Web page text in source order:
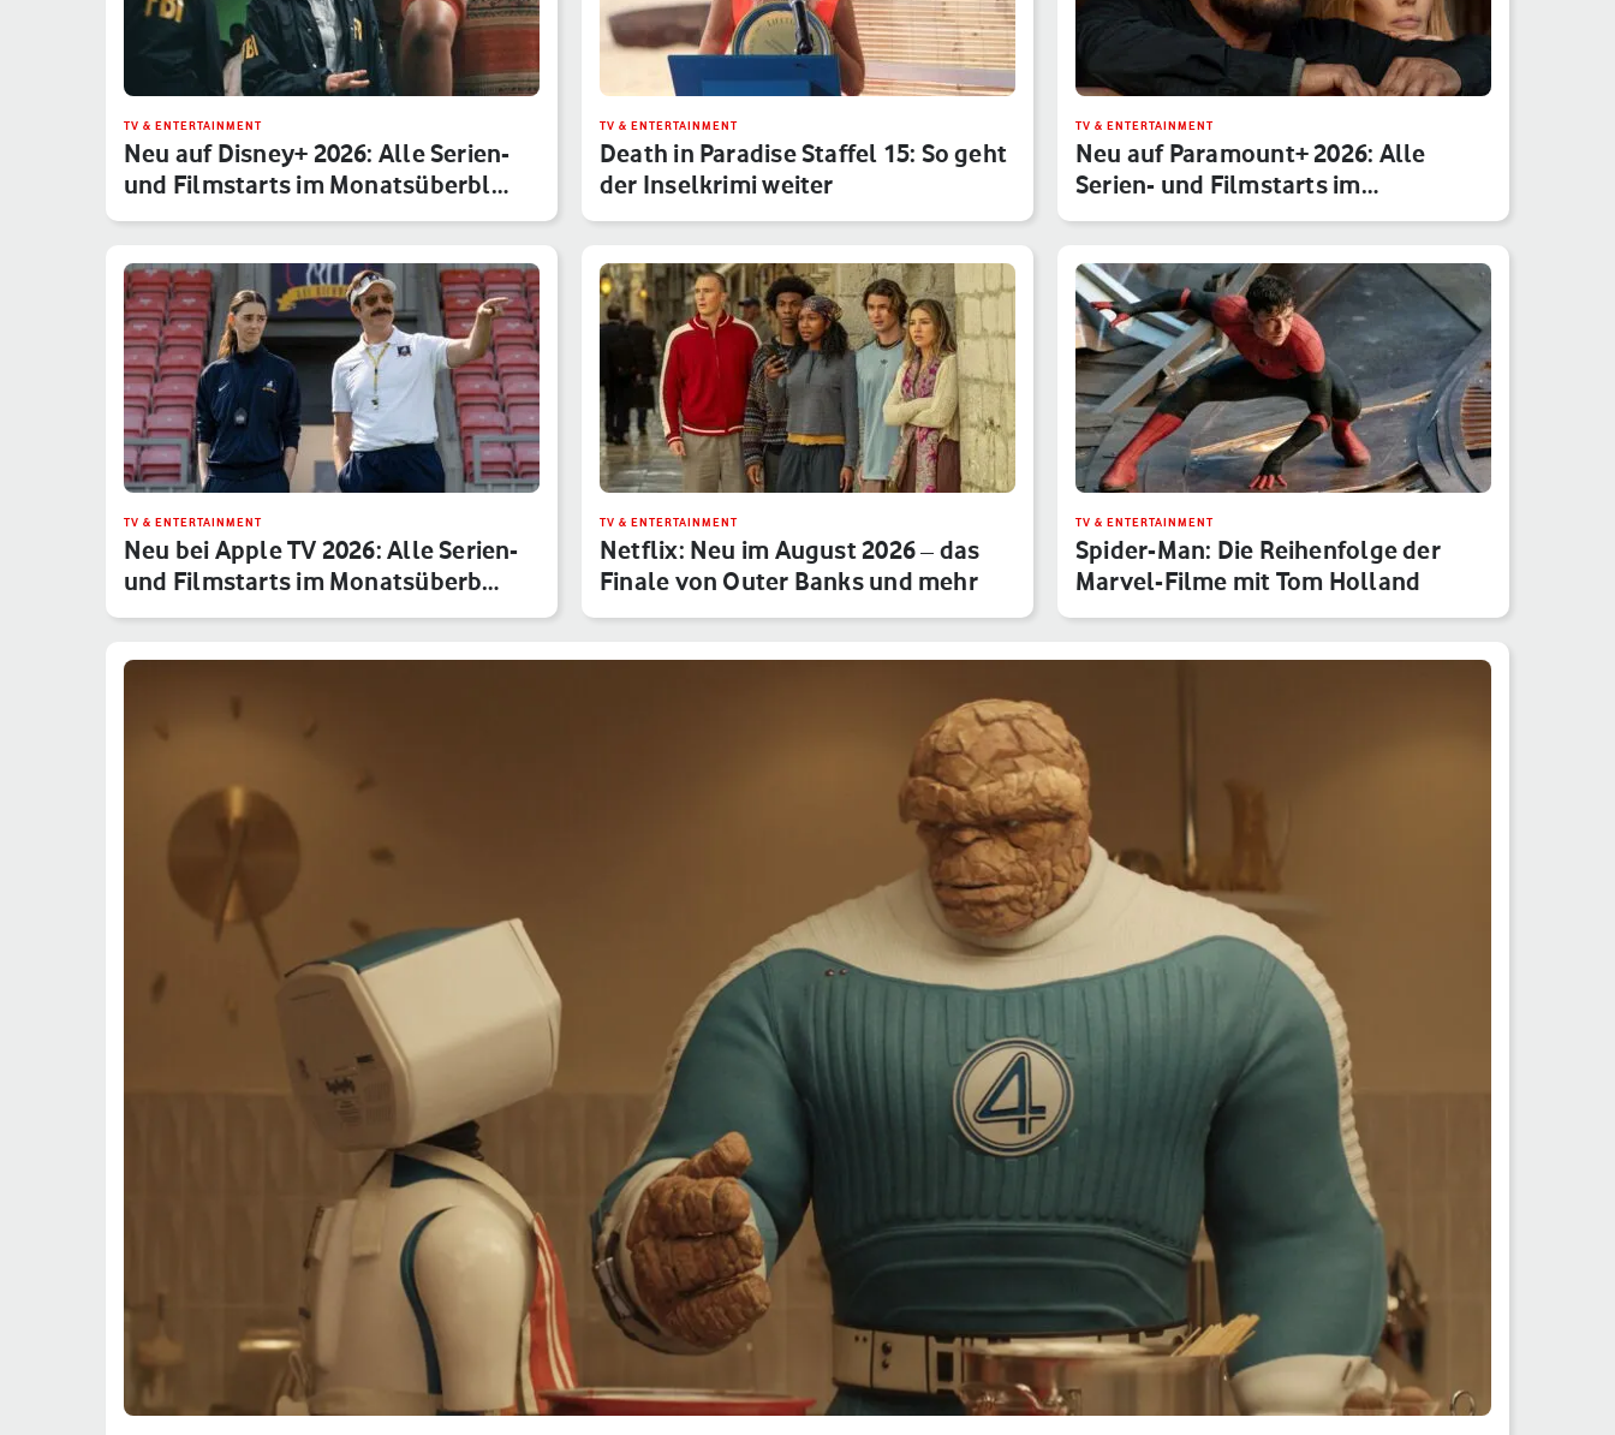
TV & ENTERTAINMENT
Neu auf Disney+ 2026: Alle Serien-
und Filmstarts im Monatsüberbl…
TV & ENTERTAINMENT
Death in Paradise Staffel 15: So geht
der Inselkrimi weiter
TV & ENTERTAINMENT
Neu auf Paramount+ 2026: Alle
Serien- und Filmstarts im
Monatsübe…
TV & ENTERTAINMENT
Neu bei Apple TV 2026: Alle Serien-
und Filmstarts im Monatsüberb…
TV & ENTERTAINMENT
Netflix: Neu im August 2026 – das
Finale von Outer Banks und mehr
TV & ENTERTAINMENT
Spider-Man: Die Reihenfolge der
Marvel-Filme mit Tom Holland